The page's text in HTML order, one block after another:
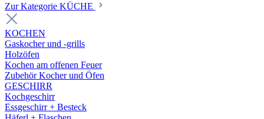
Zur Kategorie KÜCHE
KOCHEN
Gaskocher und -grills
Holzöfen
Kochen am offenen Feuer
Zubehör Kocher und Öfen
GESCHIRR
Kochgeschirr
Essgeschirr + Besteck